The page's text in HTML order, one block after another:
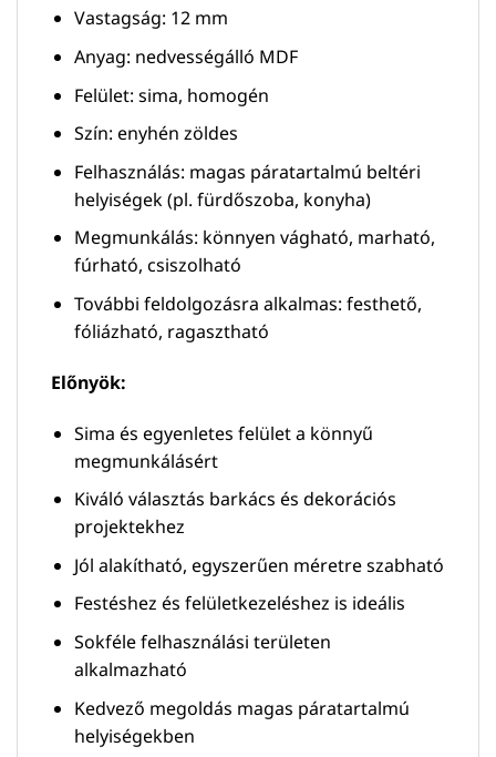
Vastagság: 12 mm
Anyag: nedvességálló MDF
Felület: sima, homogén
Szín: enyhén zöldes
Felhasználás: magas páratartalmú beltéri
helyiségek (pl. fürdőszoba, konyha)
Megmunkálás: könnyen vágható, marható,
fúrható, csiszolható
További feldolgozásra alkalmas: festhető,
fóliázható, ragasztható
Előnyök:
Sima és egyenletes felület a könnyű
megmunkálásért
Kiváló választás barkács és dekorációs
projektekhez
Jól alakítható, egyszerűen méretre szabható
Festéshez és felületkezeléshez is ideális
Sokféle felhasználási területen
alkalmazható
Kedvező megoldás magas páratartalmú
helyiségekben